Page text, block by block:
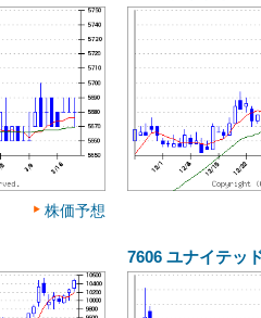
株価予想
7606 ユナイテッ